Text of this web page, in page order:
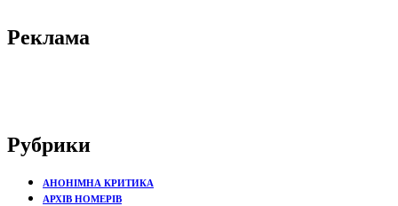
Реклама
Рубрики
АНОНІМНА КРИТИКА
АРХІВ НОМЕРІВ